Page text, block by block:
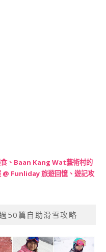
食、Baan Kang Wat藝術村的
@ Funliday 旅遊回憶、遊記攻
50篇自助滑雪攻略